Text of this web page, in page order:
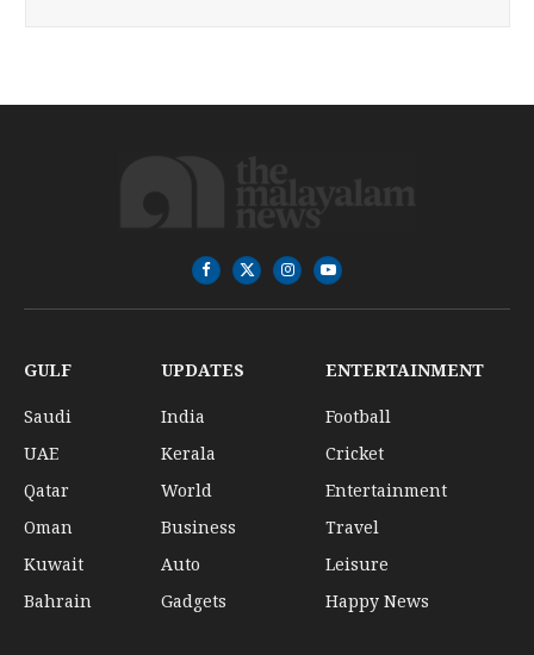
Facebook
X
(Twitter)
InstagramYouTube
GULF
Saudi
UAE
Qatar
Oman
Kuwait
Bahrain
UPDATES
India
Kerala
World
Business
Auto
Gadgets
ENTERTAINMENT
Football
Cricket
Entertainment
Travel
Leisure
Happy News